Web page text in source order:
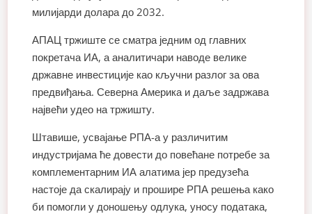
милијарди долара до 2032.
АПАЦ тржиште се сматра једним од главних
покретача ИА, а аналитичари наводе велике
државне инвестиције као кључни разлог за ова
предвиђања. Северна Америка и даље задржава
највећи удео на тржишту.
Штавише, усвајање РПА-а у различитим
индустријама ће довести до повећане потребе за
комплементарним ИА алатима јер предузећа
настоје да скалирају и прошире РПА решења како
би помогли у доношењу одлука, уносу података,